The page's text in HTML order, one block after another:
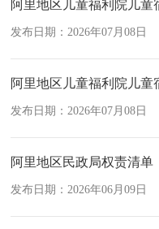
阿里地区儿童福利院儿
发布日期：2026年07月08日
阿里地区儿童福利院儿
发布日期：2026年07月08日
阿里地区民政局权责清单
发布日期：2026年06月09日